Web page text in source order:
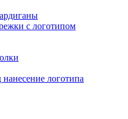
с логотипом
логотипа